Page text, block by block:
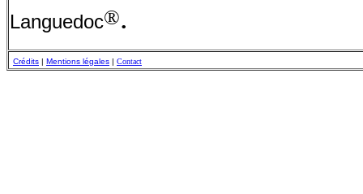
Languedoc®.
Crédits Mentions légales Contact